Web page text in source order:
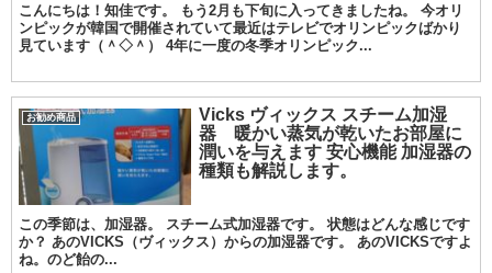
こんにちは！知佳です。 もう2月も下旬に入ってきましたね。 今オリ
ンピックが韓国で開催されていて最近はテレビでオリンピックばかり
見ています（＾◇＾） 4年に一度の冬季オリンピック...
お勧め商品
Vicks ヴィックス スチーム加湿
器 暖かい蒸気が乾いたお部屋に
潤いを与えます 安心機能 加湿器の
種類も解説します。
この季節は、加湿器。 スチーム式加湿器です。 状態はどんな感じです
か？ あのVICKS（ヴィックス）からの加湿器です。 あのVICKSですよ
ね。のど飴の...